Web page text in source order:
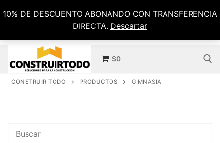
10% DE DESCUENTO ABONANDO CON TRANSFERENCIA
DIRECTA. Descartar
al
$0
CONSTRUIR TODO PRODUCTOS GIMNASIA